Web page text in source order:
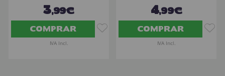
3,99€
COMPRAR
IVA Incl.
4,99€
COMPRAR
IVA Incl.